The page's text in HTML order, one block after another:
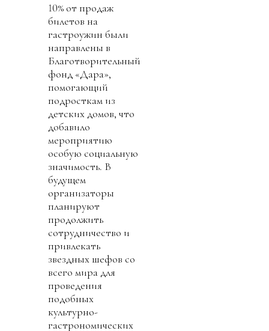
10% от продаж
билетов на
гастроужин были
направлены в
Благотворительный
фонд «Дара»,
помогающий
подросткам из
детских домов, что
добавило
мероприятию
особую социальную
значимость. В
будущем
организаторы
планируют
продолжить
сотрудничество и
привлекать
звездных шефов со
всего мира для
проведения
подобных
культурно-
гастрономических